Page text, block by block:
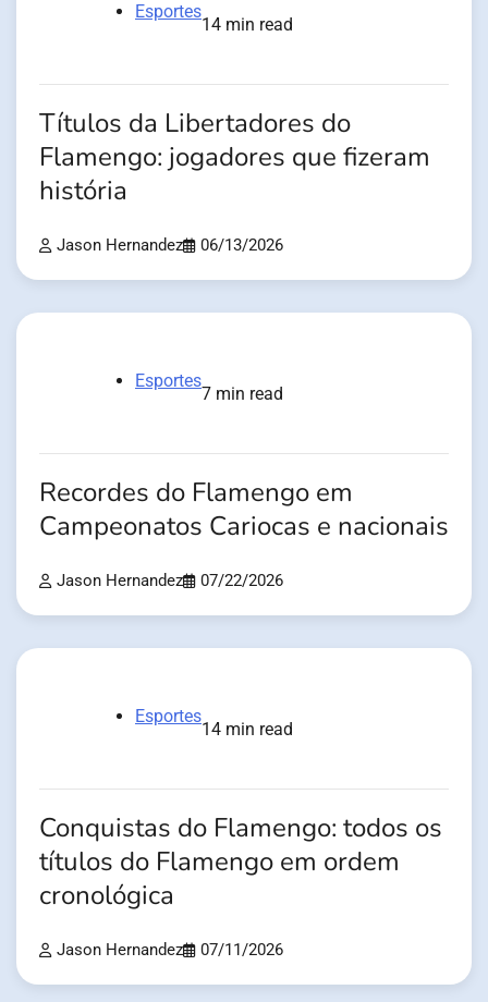
Esportes
14 min read
Títulos da Libertadores do
Flamengo: jogadores que fizeram
história
Jason Hernandez 06/13/2026
Esportes
7 min read
Recordes do Flamengo em
Campeonatos Cariocas e nacionais
Jason Hernandez 07/22/2026
Esportes
14 min read
Conquistas do Flamengo: todos os
títulos do Flamengo em ordem
cronológica
Jason Hernandez 07/11/2026